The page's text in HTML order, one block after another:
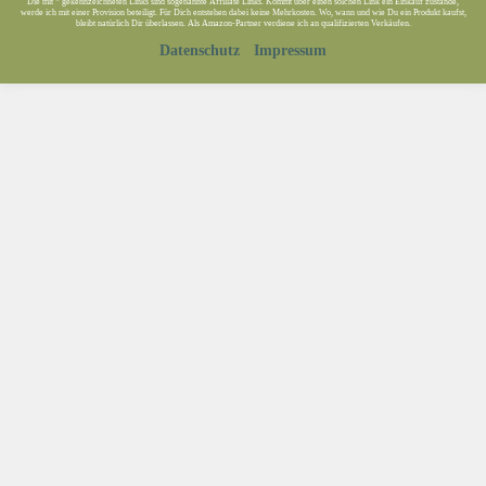
Die mit * gekennzeichneten Links sind sogenannte Affiliate Links. Kommt über einen solchen Link ein Einkauf zustande,
werde ich mit einer Provision beteiligt. Für Dich entstehen dabei keine Mehrkosten. Wo, wann und wie Du ein Produkt kaufst,
bleibt natürlich Dir überlassen. Als Amazon-Partner verdiene ich an qualifizierten Verkäufen.
Datenschutz Impressum